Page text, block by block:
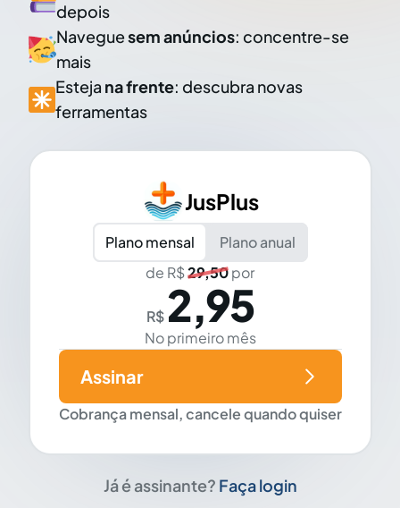
depois
Naveguesem anúncios: concentre-se
mais
Esteja na frente: descubra novas
ferramentas
JusPlus
Plano mensal
Plano anual
de R$29,50por
R$ 2,95
No primeiro mês
Cobrança mensal, cancele quando quiser
Assinar
Já é assinante? Faça login